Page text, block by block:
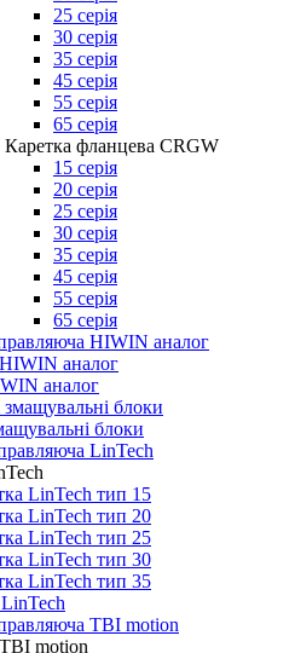
25 серія
30 серія
35 серія
45 серія
55 серія
65 серія
Каретка фланцева CRGW
15 серія
20 серія
25 серія
30 серія
35 серія
45 серія
55 серія
65 серія
HIWIN аналог
аналог
блоки
LinTech
LinTech тип 15
LinTech тип 20
LinTech тип 25
LinTech тип 30
LinTech тип 35
TBI motion